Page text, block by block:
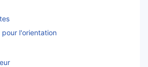
pour l'orientation